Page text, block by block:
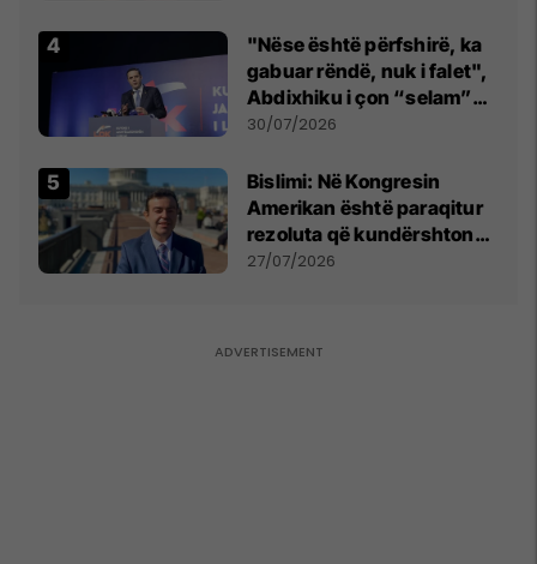
"Nëse është përfshirë, ka
gabuar rëndë, nuk i falet",
Abdixhiku i çon “selam”
Përparim Ramës
30/07/2026
Bislimi: Në Kongresin
Amerikan është paraqitur
rezoluta që kundërshton
mbajtjen e Asamblesë
27/07/2026